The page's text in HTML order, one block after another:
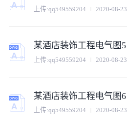
上传:qq549559204 2020-08-23
某酒店装饰工程电气图5
上传:qq549559204 2020-08-23
某酒店装饰工程电气图6
上传:qq549559204 2020-08-23